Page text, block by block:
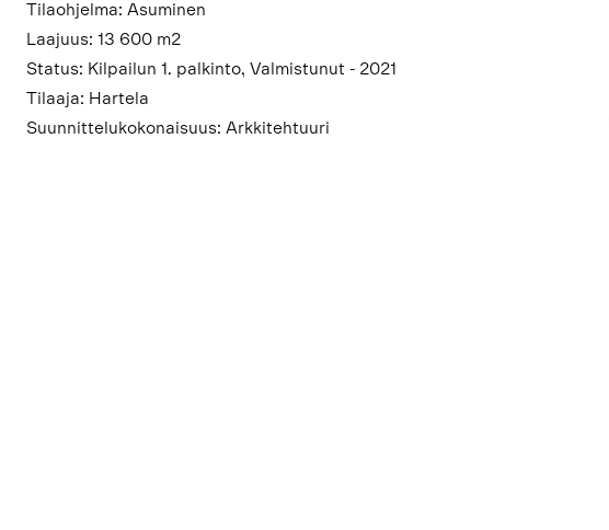
Tilaohjelma: Asuminen
Laajuus: 13 600 m2
Status: Kilpailun 1. palkinto, Valmistunut - 2021
Tilaaja: Hartela
Suunnittelukokonaisuus: Arkkitehtuuri